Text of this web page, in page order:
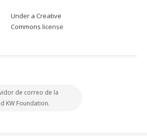
Under a Creative
Commons license
de correo de la
KW Foundation.